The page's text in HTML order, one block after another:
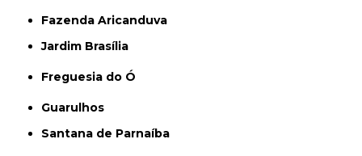
Fazenda Aricanduva
Jardim Brasília
Freguesia do Ó
Guarulhos
Santana de Parnaíba